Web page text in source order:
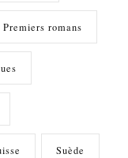
Premiers romans
Suède